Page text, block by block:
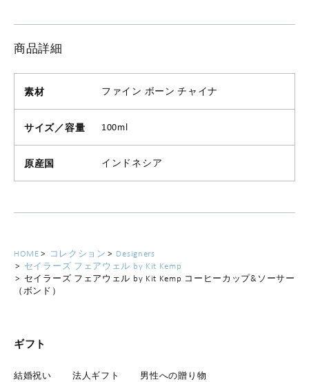
商品詳細
素材 ファイン ボーン チャイナ
サイズ／容量 100ml
原産国 インドネシア
HOME コレクション
Designers
セイラーズ フェアウェル by Kit Kemp
セイラーズ フェアウェル by Kit Kemp コーヒーカップ&ソーサー
（ボンド）
ギフト
結婚祝い 法人ギフト 男性への贈り物